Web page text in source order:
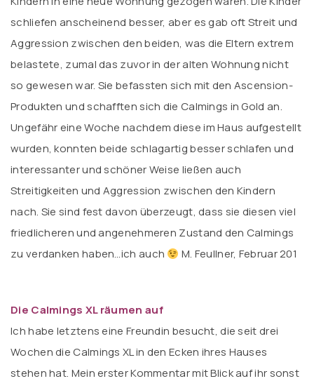
schliefen anscheinend besser, aber es gab oft Streit und
Aggression zwischen den beiden, was die Eltern extrem
belastete, zumal das zuvor in der alten Wohnung nicht
so gewesen war. Sie befassten sich mit den Ascension-
Produkten und schafften sich die Calmings in Gold an.
Ungefähr eine Woche nachdem diese im Haus aufgestellt
wurden, konnten beide schlagartig besser schlafen und
interessanter und schöner Weise ließen auch
Streitigkeiten und Aggression zwischen den Kindern
nach. Sie sind fest davon überzeugt, dass sie diesen viel
friedlicheren und angenehmeren Zustand den Calmings
zu verdanken haben…ich auch
M. Feullner, Februar 201
Die Calmings XL räumen auf
Ich habe letztens eine Freundin besucht, die seit drei
Wochen die Calmings XL in den Ecken ihres Hauses
stehen hat. Mein erster Kommentar mit Blick auf ihr sonst